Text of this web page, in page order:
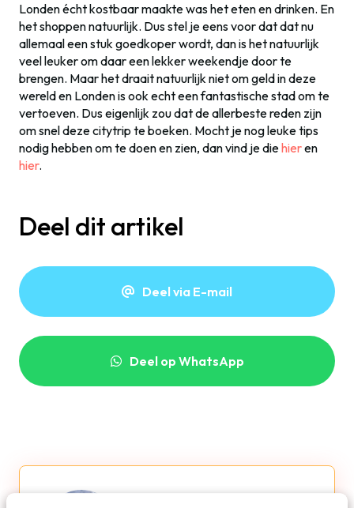
Londen écht kostbaar maakte was het eten en drinken. En
het shoppen natuurlijk. Dus stel je eens voor dat dat nu
allemaal een stuk goedkoper wordt, dan is het natuurlijk
veel leuker om daar een lekker weekendje door te
brengen. Maar het draait natuurlijk niet om geld in deze
wereld en Londen is ook echt een fantastische stad om te
vertoeven. Dus eigenlijk zou dat de allerbeste reden zijn
om snel deze citytrip te boeken. Mocht je nog leuke tips
nodig hebben om te doen en zien, dan vind je diehieren
hier.
Deel dit artikel
Deel via E-mail
Deel op WhatsApp